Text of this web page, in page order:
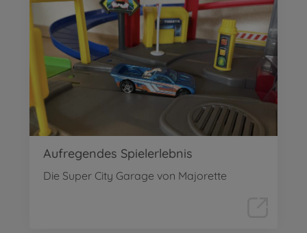
Aufregendes Spielerlebnis
Die Super City Garage von Majorette